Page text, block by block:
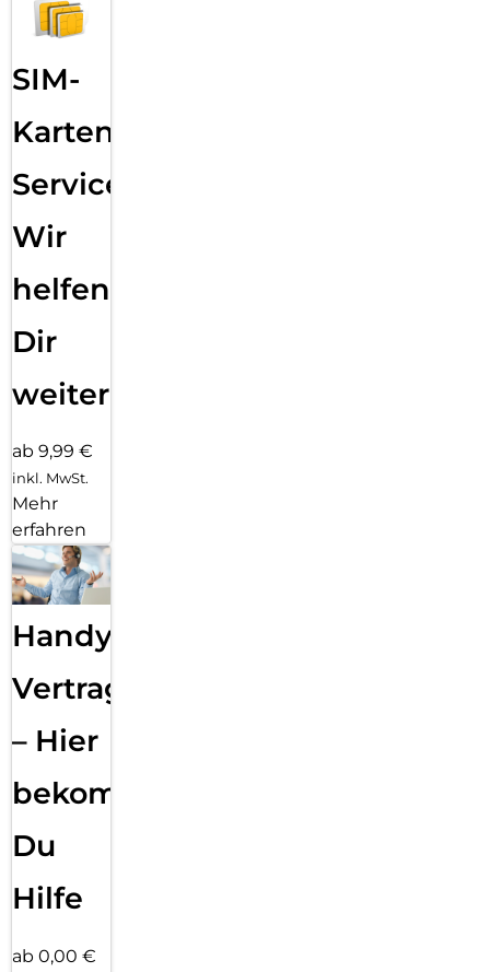
SIM-
Karten
Service:
Wir
helfen
Dir
weiter
ab 9,99 €
inkl. MwSt.
Mehr
erfahren
Handy
Vertragsabwicklung
– Hier
bekommst
Du
Hilfe
ab 0,00 €